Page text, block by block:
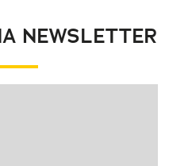
NEWSLETTER